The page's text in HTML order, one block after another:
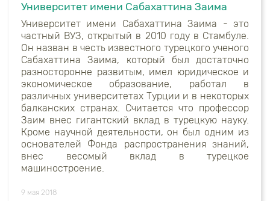
Университет имени Сабахаттина Заима
Университет имени Сабахаттина Заима - это
частный ВУЗ, открытый в 2010 году в Стамбуле.
Он назван в честь известного турецкого ученого
Сабахаттина Заима, который был достаточно
разносторонне развитым, имел юридическое и
экономическое образование, работал в
различных университетах Турции и в некоторых
балканских странах. Считается что профессор
Заим внес гигантский вклад в турецкую науку.
Кроме научной деятельности, он был одним из
основателей Фонда распространения знаний,
внес весомый вклад в турецкое
машиностроение.
9 мая 2018